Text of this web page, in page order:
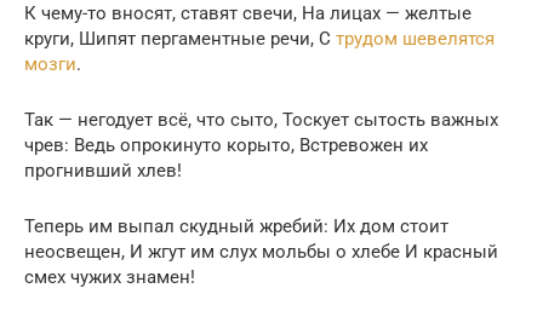
К чему-то вносят, ставят свечи, На лицах — желтые
круги, Шипят пергаментные речи, С трудом шевелятся
мозги.
Так — негодует всё, что сыто, Тоскует сытость важных
чрев: Ведь опрокинуто корыто, Встревожен их
прогнивший хлев!
Теперь им выпал скудный жребий: Их дом стоит
неосвещен, И жгут им слух мольбы о хлебе И красный
смех чужих знамен!